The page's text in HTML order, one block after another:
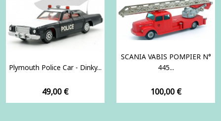
Plymouth Police Car - Dinky...
Prix
49,00 €
SCANIA VABIS POMPIER N°
445...
Prix
100,00 €